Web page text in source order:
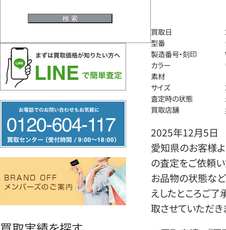
リ
ー
ヤ
買取日
型番
製造番号・刻印
カラー
素材
サイズ
査定時の状態
買取店舗
2025年12月5日
愛知県のお客様
の査定をご依頼い
お品物の状態など
えしたところご
取させていただき